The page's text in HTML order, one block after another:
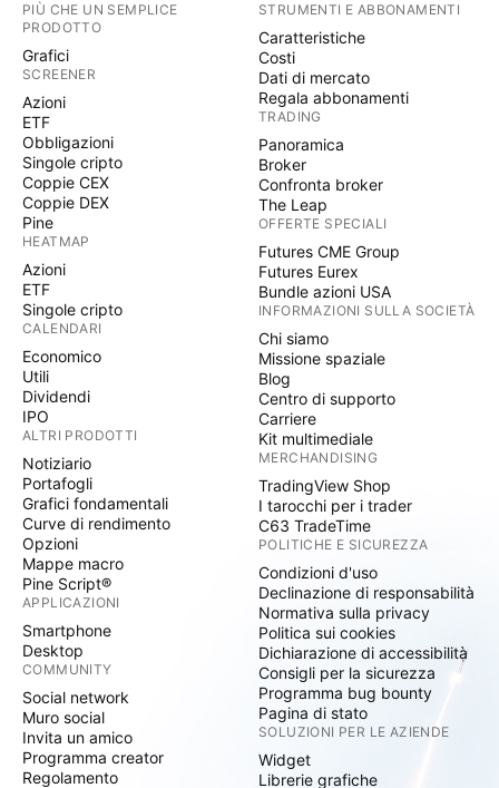
PIÙ CHE UN SEMPLICE
PRODOTTO
Grafici
SCREENER
Azioni
ETF
Obbligazioni
Singole cripto
Coppie CEX
Coppie DEX
Pine
HEATMAP
Azioni
ETF
Singole cripto
CALENDARI
Economico
Utili
Dividendi
IPO
ALTRI PRODOTTI
Notiziario
Portafogli
Grafici fondamentali
Curve di rendimento
Opzioni
Mappe macro
Pine Script®
APPLICAZIONI
Smartphone
Desktop
COMMUNITY
Social network
Muro social
Invita un amico
Programma creator
Regolamento
STRUMENTI E ABBONAMENTI
Caratteristiche
Costi
Dati di mercato
Regala abbonamenti
TRADING
Panoramica
Broker
Confronta broker
The Leap
OFFERTE SPECIALI
Futures CME Group
Futures Eurex
Bundle azioni USA
INFORMAZIONI SULLA SOCIETÀ
Chi siamo
Missione spaziale
Blog
Centro di supporto
Carriere
Kit multimediale
MERCHANDISING
TradingView Shop
I tarocchi per i trader
C63 TradeTime
POLITICHE E SICUREZZA
Condizioni d'uso
Declinazione di responsabilità
Normativa sulla privacy
Politica sui cookies
Dichiarazione di accessibilità
Consigli per la sicurezza
Programma bug bounty
Pagina di stato
SOLUZIONI PER LE AZIENDE
Widget
Librerie grafiche